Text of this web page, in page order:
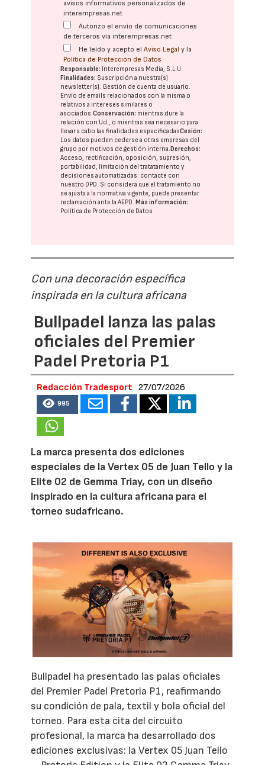
avisos informativos personalizados de
interempresas.net
Autorizo el envío de comunicaciones
de terceros vía interempresas.net
He leído y acepto elAviso Legal y la
Política de Protección de Datos
Responsable: Interempresas Media, S.L.U.
Finalidades: Suscripción a nuestra(s)
newsletter(s). Gestión de cuenta de usuario.
Envío de emails relacionados con la misma o
relativos a intereses similares o
asociados.Conservación: mientras dure la
relación con Ud., o mientras sea necesario para
llevar a cabo las finalidades especificadasCesión:
Los datos pueden cederse a otras empresas del
grupo por motivos de gestión interna.Derechos:
Acceso, rectificación, oposición, supresión,
portabilidad, limitación del tratatamiento y
decisiones automatizadas: contacte con
nuestro DPD. Si considera que el tratamiento no
se ajusta a la normativa vigente, puede presentar
reclamación ante laAEPD.Más información:
Política de Protección de Datos
Con una decoración específica
inspirada en la cultura africana
Bullpadel lanza las palas
oficiales del Premier
Padel Pretoria P1
Redacción Tradesport 27/07/2026
995
La marca presenta dos ediciones
especiales de la Vertex 05 de Juan Tello y la
Elite 02 de Gemma Triay, con un diseño
inspirado en la cultura africana para el
torneo sudafricano.
Bullpadel ha presentado las palas oficiales
del Premier Padel Pretoria P1, reafirmando
su condición de pala, textil y bola oficial del
torneo. Para esta cita del circuito
profesional, la marca ha desarrollado dos
ediciones exclusivas: la Vertex 05 Juan Tello